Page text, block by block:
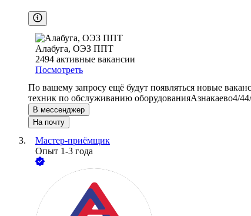
Алабуга, ОЭЗ ППТ
2494 активные вакансии
Посмотреть
По вашему запросу ещё будут появляться новые
техник по обслуживанию оборудованияАзнакаево4/4
В мессенджер
На почту
Мастер-приёмщик
Опыт 1-3 года